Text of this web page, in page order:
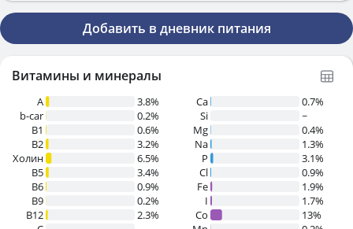
Добавить в дневник питания
Витамины и минералы
A
3.8%
b-car
0.2%
В1
0.6%
B2
3.2%
Холин
6.5%
B5
3.4%
B6
0.9%
B9
0.2%
B12
2.3%
Ca
0.7%
Si
~
Mg
0.4%
Na
1.3%
P
3.1%
Cl
0.9%
Fe
1.9%
I
1.7%
Co
13%